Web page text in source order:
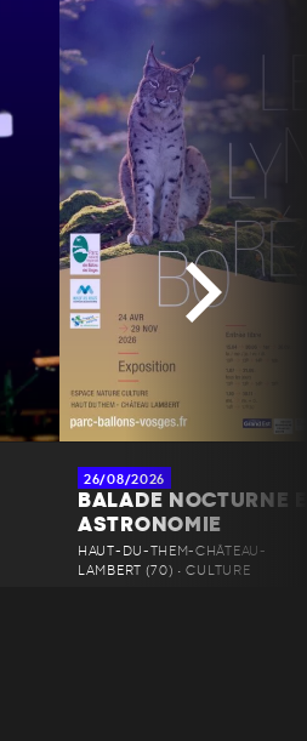
26/08/2026
BALADE NOCTURNE
ASTRONOMIE
HAUT-DU-THEM-CHÂTEAU-
LAMBERT (70) • CULTURE